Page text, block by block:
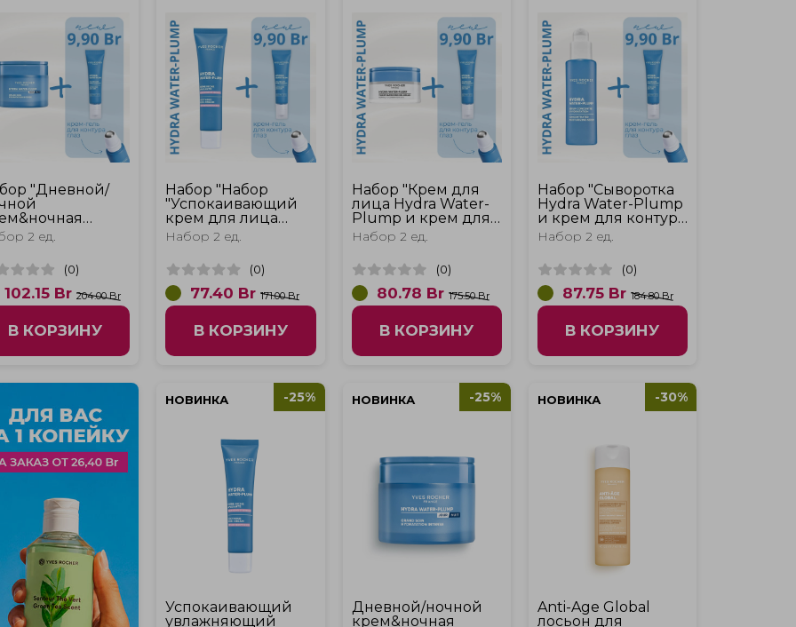
"Дневной/
для лица
Water-Plump
для контура
Hydra Water-
2 ед.
(0)
102.15 Br 204.00 Br
В КОРЗИНУ
Набор "Набор
"Успокаивающий
крем для лица
Hydra Water-Plump
и крем для контура
глаз Hydra Water-
Plump"
Набор 2 ед.
(0)
77.40 Br 171.00 Br
В КОРЗИНУ
Набор "Крем для
лица Hydra Water-
Plump и крем для
контура глаз Hydra
Water-Plump"
Набор 2 ед.
(0)
80.78 Br 175.50 Br
В КОРЗИНУ
Набор "Сыворотка
Hydra Water-Plump
и крем для контура
глаз Hydra Water-
Plump"
Набор 2 ед.
(0)
87.75Br 184.80 Br
В КОРЗИНУ
-25%
НОВИНКА
Успокаивающий
увлажняющий
-25%
НОВИНКА
Дневной/ночной
крем&ночная
-30%
НОВИНКА
Anti-Age Global
лосьон для